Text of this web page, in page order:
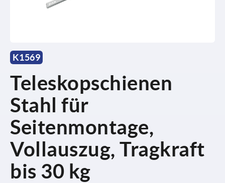
K1569
Teleskopschienen
Stahl für
Seitenmontage,
Vollauszug, Tragkraft
bis 30 kg